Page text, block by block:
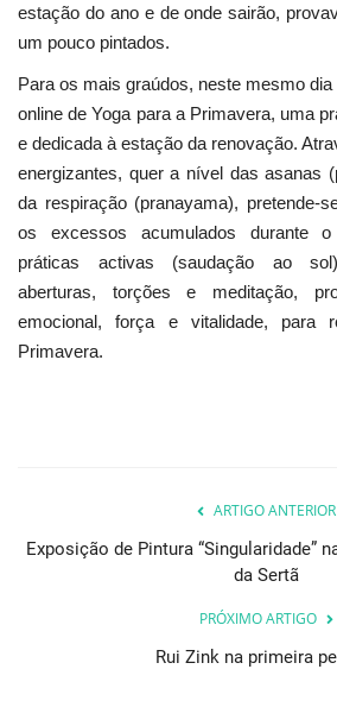
estação do ano e de onde sairão,
um pouco pintados.
Para os mais graúdos, neste mesmo
online de Yoga para a Primavera, uma
e dedicada à estação da renovação.
energizantes, quer a nível das asanas
da respiração (pranayama), pretende-
os excessos acumulados durante
práticas activas (saudação ao
aberturas, torções e meditação,
emocional, força e vitalidade, para
Primavera.
ARTIGO ANTERIOR
Exposição de Pintura “Singularidade”
da Sertã
PRÓXIMO ARTIGO
Rui Zink na primeira